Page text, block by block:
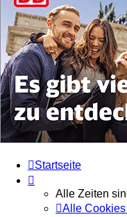
Startseite
Alle Zeiten
Alle